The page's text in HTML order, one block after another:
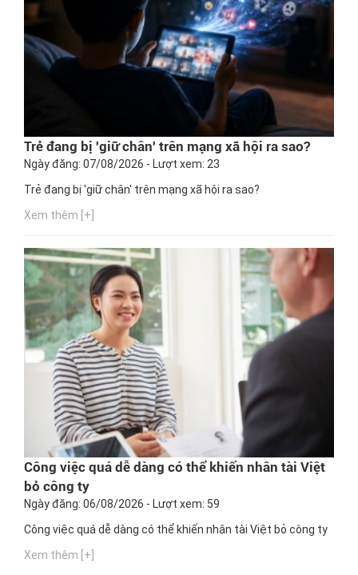
Trẻ đang bị 'giữ chân' trên mạng xã hội ra sao?
Ngày đăng: 07/08/2026 - Lượt xem: 23
Trẻ đang bị 'giữ chân' trên mạng xã hội ra sao?
Xem thêm [+]
Công việc quá dễ dàng có thể khiến nhân tài Việt
bỏ công ty
Ngày đăng: 06/08/2026 - Lượt xem: 59
Công việc quá dễ dàng có thể khiến nhân tài Việt bỏ công ty
Xem thêm [+]